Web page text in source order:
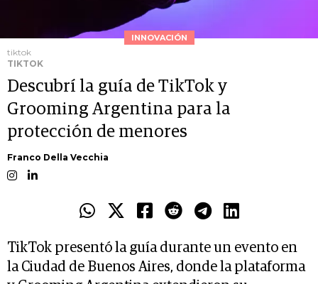
INNOVACIÓN
tiktok
TIKTOK
Descubrí la guía de TikTok y
Grooming Argentina para la
protección de menores
Franco Della Vecchia
TikTok presentó la guía durante un evento en
la Ciudad de Buenos Aires, donde la plataforma